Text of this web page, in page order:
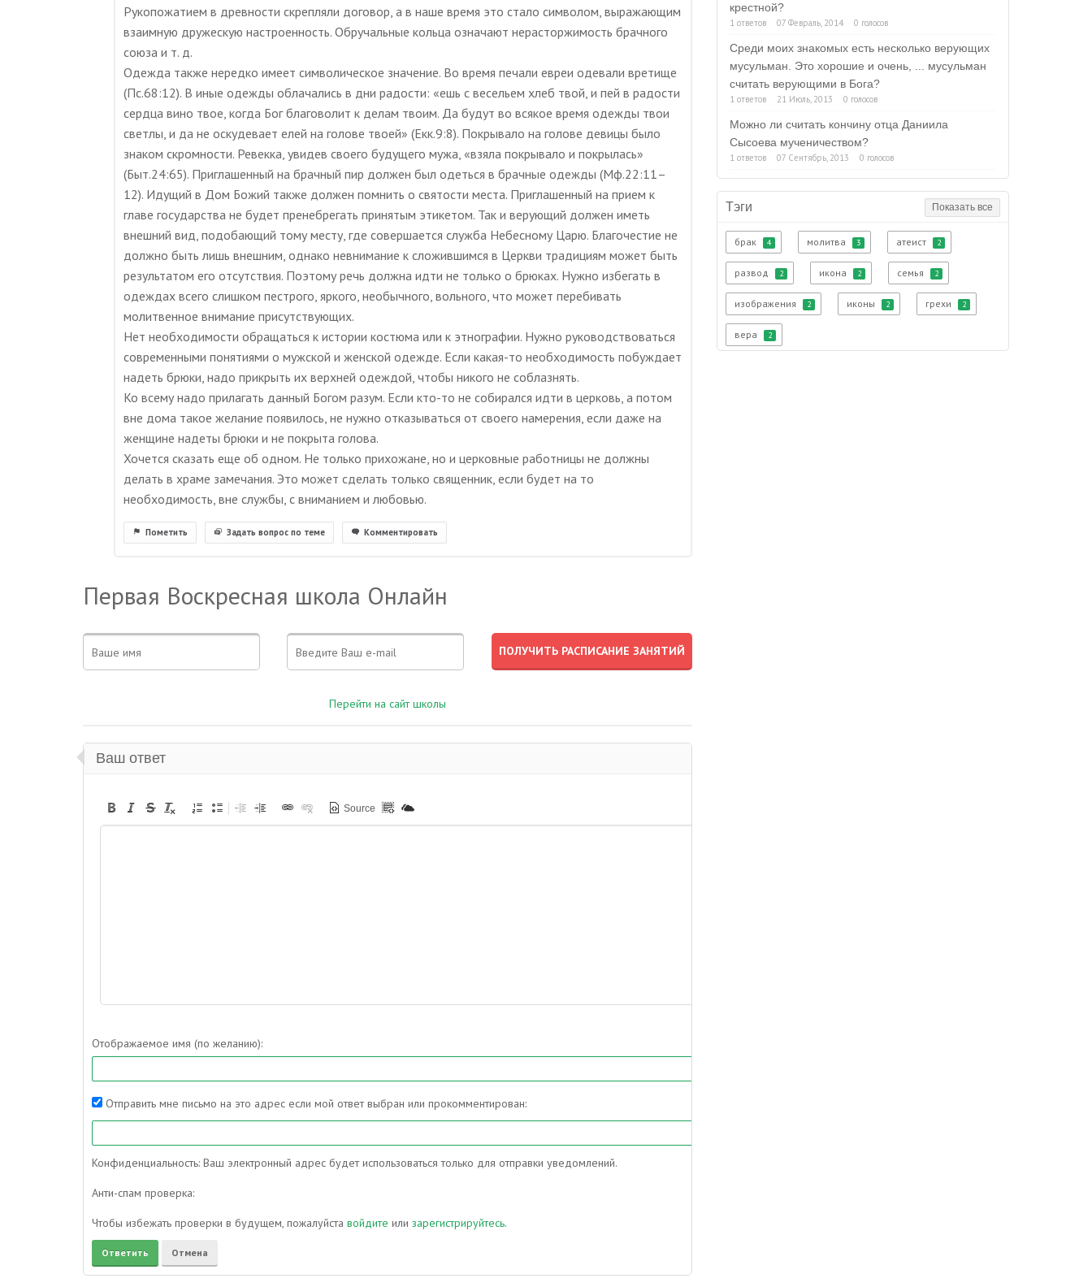
Рукопожатием в древности скрепляли договор, а в наше время это стало символом, выражающим
взаимную дружескую настроенность. Обручальные кольца означают нерасторжимость брачного
союза и т. д.
Одежда также нередко имеет символическое значение. Во время печали евреи одевали вретище
(Пс.68:12). В иные одежды облачались в дни радости: «ешь с весельем хлеб твой, и пей в радости
сердца вино твое, когда Бог благоволит к делам твоим. Да будут во всякое время одежды твои
светлы, и да не оскудевает елей на голове твоей» (Екк.9:8). Покрывало на голове девицы было
знаком скромности. Ревекка, увидев своего будущего мужа, «взяла покрывало и покрылась»
(Быт.24:65). Приглашенный на брачный пир должен был одеться в брачные одежды (Мф.22:11–
12). Идущий в Дом Божий также должен помнить о святости места. Приглашенный на прием к
главе государства не будет пренебрегать принятым этикетом. Так и верующий должен иметь
внешний вид, подобающий тому месту, где совершается служба Небесному Царю. Благочестие не
должно быть лишь внешним, однако невнимание к сложившимся в Церкви традициям может быть
результатом его отсутствия. Поэтому речь должна идти не только о брюках. Нужно избегать в
одеждах всего слишком пестрого, яркого, необычного, вольного, что может перебивать
молитвенное внимание присутствующих.
Нет необходимости обращаться к истории костюма или к этнографии. Нужно руководствоваться
современными понятиями о мужской и женской одежде. Если какая-то необходимость побуждает
надеть брюки, надо прикрыть их верхней одеждой, чтобы никого не соблазнять.
Ко всему надо прилагать данный Богом разум. Если кто-то не собирался идти в церковь, а потом
вне дома такое желание появилось, не нужно отказываться от своего намерения, если даже на
женщине надеты брюки и не покрыта голова.
Хочется сказать еще об одном. Не только прихожане, но и церковные работницы не должны
делать в храме замечания. Это может сделать только священник, если будет на то
необходимость, вне службы, с вниманием и любовью.
Пометить Задать вопрос по теме Комментировать
Первая Воскресная школа Онлайн
Перейти на сайт школы
Ваш ответ
Source
Отображаемое имя (по желанию):
Отправить мне письмо на это адрес если мой ответ выбран или прокомментирован:
Конфиденциальность: Ваш электронный адрес будет использоваться только для отправки уведомлений.
Анти-спам проверка:
Чтобы избежать проверки в будущем, пожалуйста войдите или зарегистрируйтесь.
крестной?
1 ответов 07 Февраль, 2014 0 голосов
Среди моих знакомых есть несколько верующих
мусульман. Это хорошие и очень, ... мусульман
считать верующими в Бога?
1 ответов 21 Июль, 2013 0 голосов
Можно ли считать кончину отца Даниила
Сысоева мученичеством?
1 ответов 07 Сентябрь, 2013 0 голосов
Тэги Показать все
брак 4 молитва 3 атеист 2
развод 2 икона 2 семья 2
изображения 2 иконы 2 грехи 2
вера 2